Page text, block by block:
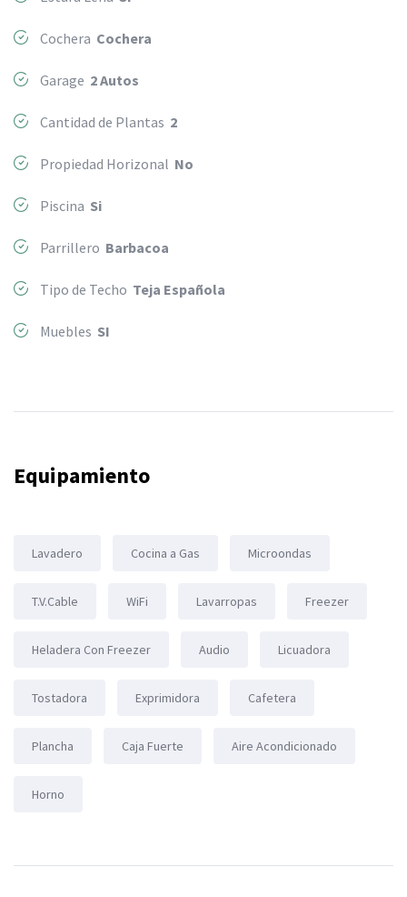
Cochera Cochera
Garage 2 Autos
Cantidad de Plantas 2
Propiedad Horizonal No
Piscina Si
Parrillero Barbacoa
Tipo de Techo Teja Española
Muebles SI
Equipamiento
Lavadero Cocina a Gas Microondas
T.V.Cable WiFi Lavarropas Freezer
Heladera Con Freezer Audio Licuadora
Tostadora Exprimidora Cafetera
Plancha Caja Fuerte Aire Acondicionado
Horno